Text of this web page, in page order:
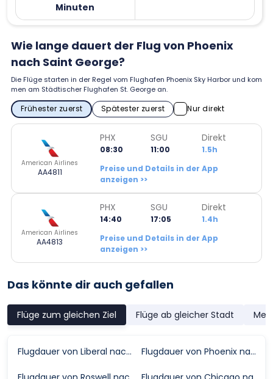
Minuten
Wie lange dauert der Flug von Phoenix
nach Saint George?
Die Flüge starten in der Regel vom Flughafen Phoenix Sky Harbor und kom
men am Städtischer Flughafen St. George an.
Frühester zuerst Spätester zuerst Nur direkt
American Airlines
AA4811
PHX
08:30
SGU
11:00
Direkt
1.5h
Preise und Details in der App
anzeigen >>
American Airlines
AA4813
PHX
14:40
SGU
17:05
Direkt
1.4h
Preise und Details in der App
anzeigen >>
Das könnte dir auch gefallen
Flüge zum gleichen Ziel Flüge ab gleicher Stadt
Flugdauer von Liberal nach Saint George Flugdauer von Phoenix nach Saint George